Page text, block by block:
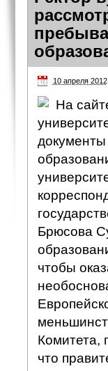
10 апреля
На
Брюсова
чтобы
Комитета,
что